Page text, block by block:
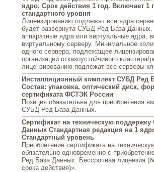
ядро. Срок действия 1 год. Включает 1
стандартного уровня
Лицензированию подлежат все ядра
будет развернута СУБД Ред База
аппаратные ядра или виртуальные ядра,
виртуальному серверу. Минимальное
одного сервера, подлежащее
организации отказоустойчивого кластера/
лицензированию подлежат все серверы
Инсталляционный комплект СУБД Ред
Состав: упаковка, оптический диск,
сертификата ФСТЭК России
Позиция обязательна для приобретения
СУБД Ред База Данных.
Сертификат на техническую
Данных Стандартная редакция на 1
Стандартный уровень
Приобретение сертификата на
обязательно одновременно с
Ред База Данных. Бессрочная лицензия
срока действия)».